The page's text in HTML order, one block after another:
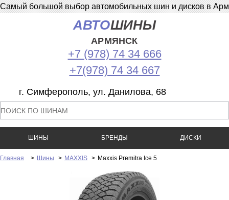
Самый большой выбор автомобильных шин и дисков в
АВТОШИНЫ
АРМЯНСК
+7 (978) 74 34 666
+7(978) 74 34 667
г. Симферополь, ул. Данилова, 68
ШИНЫ БРЕНДЫ ДИСКИ
Главная > Шины > MAXXIS > Maxxis Premitra Ice 5